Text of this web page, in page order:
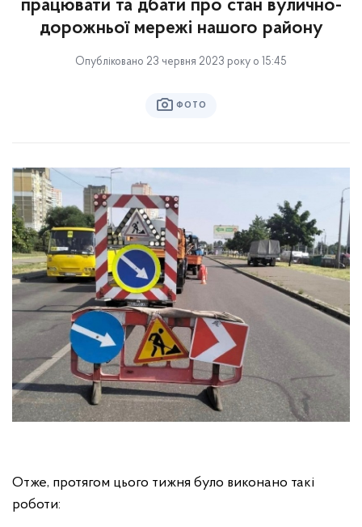
працювати та дбати про стан вулично-
дорожньої мережі нашого району
Опубліковано 23 червня 2023 року о 15:45
ФОТО
Отже, протягом цього тижня було виконано такі
роботи: